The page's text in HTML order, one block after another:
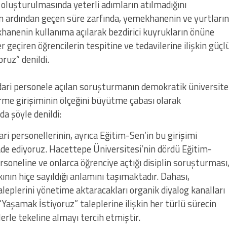
yeterli adımların atılmadığını
ardından geçen süre zarfında, yemekhanenin ve yurtların
kullanıma açılarak bezdirici kuyrukların önüne
geçiren öğrencilerin tespitine ve tedavilerine ilişkin
denildi.
personele açılan soruşturmanın demokratik üniversite
girişiminin ölçeğini büyütme çabası olarak
şöyle denildi:
personellerinin, ayrıca Eğitim-Sen’in bu girişimi
ediyoruz. Hacettepe Üniversitesi’nin dördü Eğitim-
ve onlarca öğrenciye açtığı disiplin soruşturması,
hiçe sayıldığı anlamını taşımaktadır. Dahası,
yönetime aktaracakları organik diyalog kanalları
İstiyoruz” taleplerine ilişkin her türlü sürecin
tekeline almayı tercih etmiştir.